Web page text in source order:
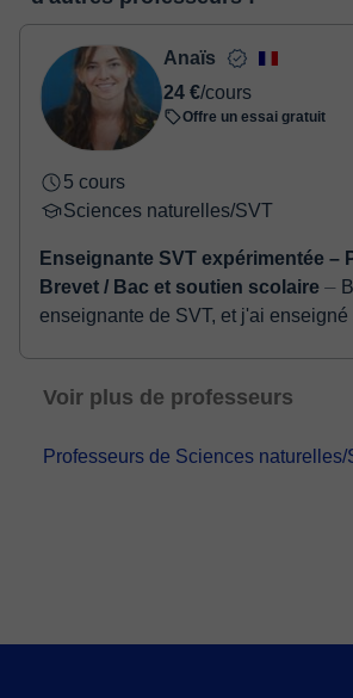
- carte de débit / crédit
- Paypal
Une fois le paiement réglé, nous vous
confirmer la réservation.
Anaïs
24 €/cours
Offre un essai gratuit
5 cours
Sciences naturelles/SVT
Enseignante SVT expérimentée –
Brevet / Bac et soutien scolaire ⏤ Bonjour ! Je suis
enseignante de SVT, et j'ai
Voir plus de professeurs
Professeurs de Sciences